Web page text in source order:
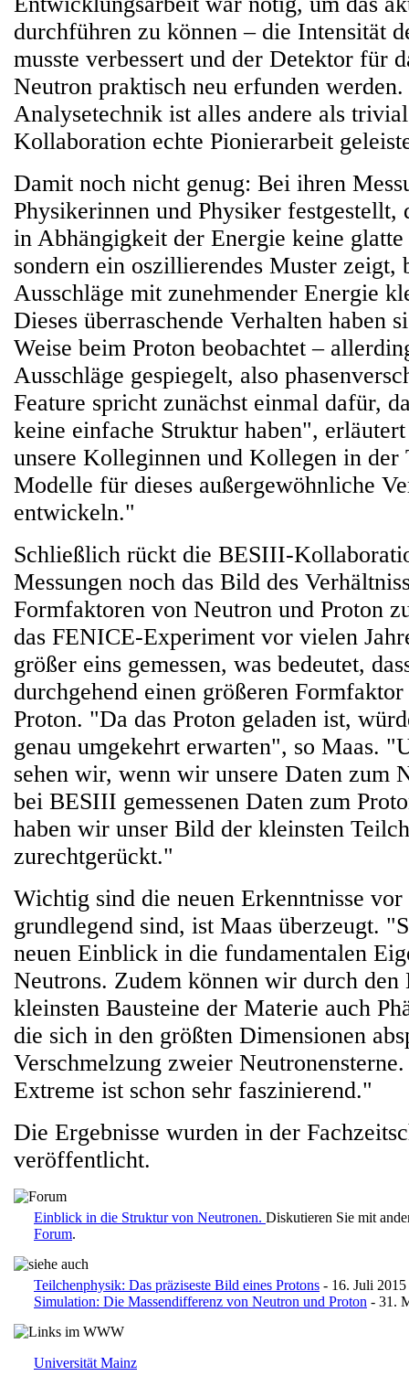
durchführen zu können – die Intensität
musste verbessert und der Detektor für
Neutron praktisch neu erfunden
Analysetechnik ist alles andere als
Kollaboration echte Pionierarbeit
Damit noch nicht genug: Bei ihren
Physikerinnen und Physiker festgestellt,
in Abhängigkeit der Energie keine
sondern ein oszillierendes Muster zeigt,
Ausschläge mit zunehmender Energie
Dieses überraschende Verhalten haben
Weise beim Proton beobachtet –
Ausschläge gespiegelt, also
Feature spricht zunächst einmal dafür,
keine einfache Struktur haben",
unsere Kolleginnen und Kollegen in der
Modelle für dieses außergewöhnliche
entwickeln."
Schließlich rückt die BESIII-
Messungen noch das Bild des
Formfaktoren von Neutron und Proton
das FENICE-Experiment vor vielen
größer eins gemessen, was bedeutet,
durchgehend einen größeren
Proton. "Da das Proton geladen ist,
genau umgekehrt erwarten", so Maas.
sehen wir, wenn wir unsere Daten zum
bei BESIII gemessenen Daten zum
haben wir unser Bild der kleinsten
zurechtgerückt."
Wichtig sind die neuen Erkenntnisse
grundlegend sind, ist Maas überzeugt.
neuen Einblick in die fundamentalen
Neutrons. Zudem können wir durch
kleinsten Bausteine der Materie auch
die sich in den größten Dimensionen
Verschmelzung zweier
Extreme ist schon sehr faszinierend."
Die Ergebnisse wurden in der
veröffentlicht.
Einblick in die Struktur von Neutronen. Diskutieren Sie mit
Forum.
Teilchenphysik: Das präziseste Bild eines Protons - 16. Juli 2015
Simulation: Die Massendifferenz von Neutron und Proton - 31.
Universität Mainz